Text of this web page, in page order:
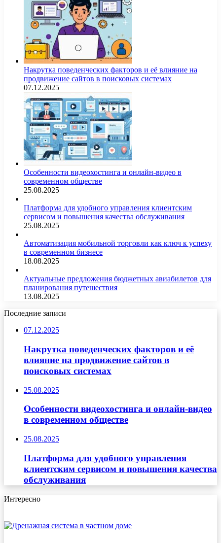
Накрутка поведенческих факторов и её влияние на
продвижение сайтов в поисковых системах
07.12.2025
Особенности видеохостинга и онлайн-видео в
современном обществе
25.08.2025
Платформа для удобного управления клиентским
сервисом и повышения качества обслуживания
25.08.2025
Автоматизация мобильной торговли как ключ к успеху
в современном бизнесе
18.08.2025
Актуальные предложения бюджетных авиабилетов для
планирования путешествия
13.08.2025
Последние записи
07.12.2025
Накрутка поведенческих факторов и её
влияние на продвижение сайтов в
поисковых системах
25.08.2025
Особенности видеохостинга и онлайн-видео
в современном обществе
25.08.2025
Платформа для удобного управления
клиентским сервисом и повышения качества
обслуживания
Интересно